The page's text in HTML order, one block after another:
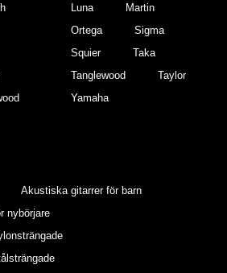
Luna
Martin
Ortega
Sigma
Squier
Taka
Tanglewood
Taylor
Yamaha
Akustiska gitarrer för barn
nybörjare